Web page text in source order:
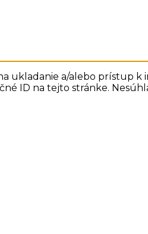
ukladanie a/alebo prístup k
ID na tejto stránke.